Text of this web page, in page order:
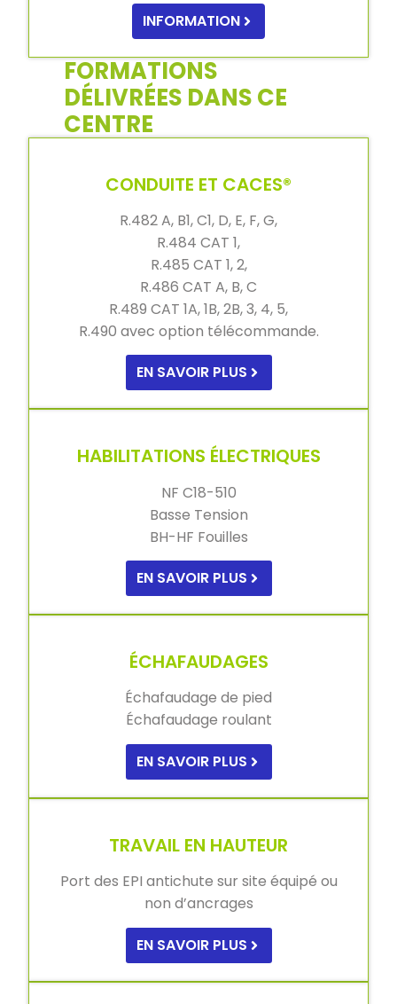
INFORMATION
FORMATIONS
DÉLIVRÉES DANS CE
CENTRE
CONDUITE ET CACES®
R.482 A, B1, C1, D, E, F, G,
R.484 CAT 1,
R.485 CAT 1, 2,
R.486 CAT A, B, C
R.489 CAT 1A, 1B, 2B, 3, 4, 5,
R.490 avec option télécommande.
EN SAVOIR PLUS
HABILITATIONS ÉLECTRIQUES
NF C18-510
Basse Tension
BH-HF Fouilles
EN SAVOIR PLUS
ÉCHAFAUDAGES
Échafaudage de pied
Échafaudage roulant
EN SAVOIR PLUS
TRAVAIL EN HAUTEUR
Port des EPI antichute sur site équipé ou
non d’ancrages
EN SAVOIR PLUS